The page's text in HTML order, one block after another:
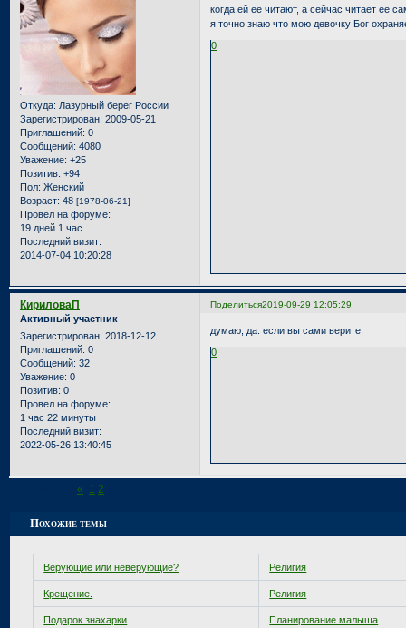
Откуда: Лазурный берег России
Зарегистрирован: 2009-05-21
Приглашений: 0
Сообщений: 4080
Уважение: +25
Позитив: +94
Пол: Женский
Возраст: 48 [1978-06-21]
Провел на форуме:
19 дней 1 час
Последний визит:
2014-07-04 10:20:28
когда ей ее читают, а сейчас читает ее
я точно знаю что мою девочку Бог
0
Поделиться2019-09-29 12:05:29
КириловаП
Активный участник
Зарегистрирован: 2018-12-12
Приглашений: 0
Сообщений: 32
Уважение: 0
Позитив: 0
Провел на форуме:
1 час 22 минуты
Последний визит:
2022-05-26 13:40:45
думаю, да. если вы сами верите.
0
Страница:« 1 2
Похожие темы
Верующие или неверующие? Религия
Крещение. Религия
Подарок знахарки Планирование малыша